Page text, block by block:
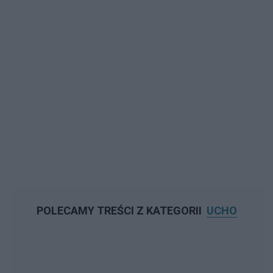
POLECAMY TREŚCI Z KATEGORII UCHO